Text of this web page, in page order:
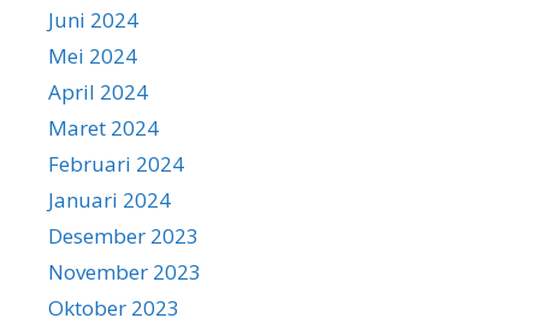
Juni 2024
Mei 2024
April 2024
Maret 2024
Februari 2024
Januari 2024
Desember 2023
November 2023
Oktober 2023